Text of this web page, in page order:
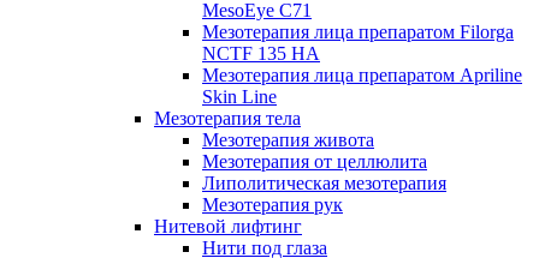
MesoEye С71
Мезотерапия лица препаратом Filorga
NCTF 135 HA
Мезотерапия лица препаратом Apriline
Skin Line
Мезотерапия тела
Мезотерапия живота
Мезотерапия от целлюлита
Липолитическая мезотерапия
Мезотерапия рук
Нитевой лифтинг
Нити под глаза